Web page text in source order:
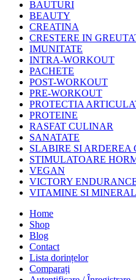
BAUTURI
BEAUTY
CREATINA
CRESTERE IN
IMUNITATE
INTRA-WORKOUT
PACHETE
POST-WORKOUT
PRE-WORKOUT
PROTECTIA
PROTEINE
RASFAT CULINAR
SANATATE
SLABIRE SI ARDEREA
STIMULATOARE
VEGAN
VICTORY
VITAMINE SI
Home
Shop
Blog
Contact
Lista dorințelor
Comparați